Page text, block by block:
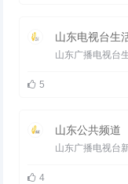
山东电视台生
5
山东公共频道
4